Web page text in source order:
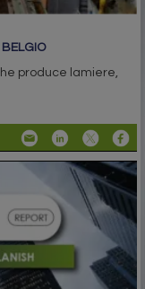
BELGIO
produce lamiere,